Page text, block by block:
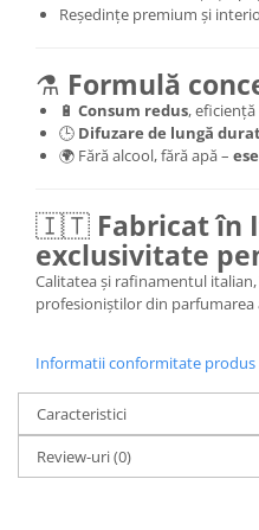
Reședințe premium și
⚗️ Formulă
🔋 Consum redus,
🕒 Difuzare de lungă
🌍 Fără alcool, fără apă –
🇮🇹 Fabricat în
exclusivitate
Calitatea și rafinamentul
profesioniștilor din parfumarea
Informatii conformitate produs
Caracteristici
Review-uri(0)